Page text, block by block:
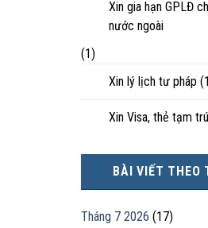
Xin gia hạn GPLĐ
nước ngoài
(1)
Xin lý lịch tư pháp
Xin Visa, thẻ tạm trú
BÀI VIẾT THEO
Tháng 7 2026 (17)